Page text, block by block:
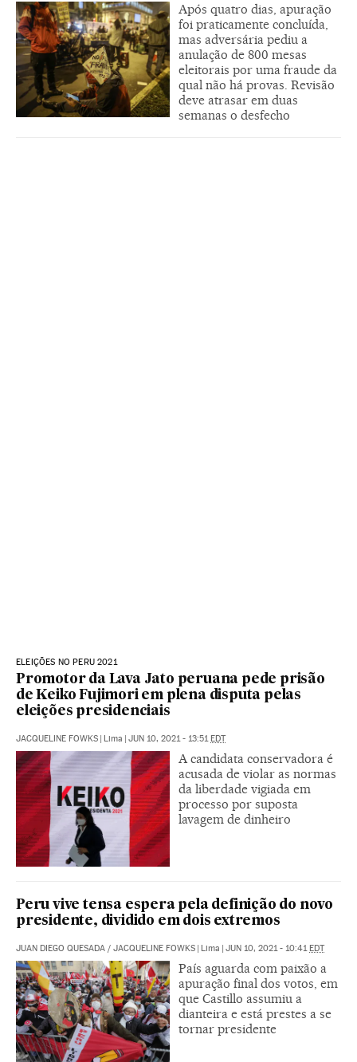
Após quatro dias, apuração
foi praticamente concluída,
mas adversária pediu a
anulação de 800 mesas
eleitorais por uma fraude da
qual não há provas. Revisão
deve atrasar em duas
semanas o desfecho
ELEIÇÕES NO PERU 2021
Promotor da Lava Jato peruana pede prisão
de Keiko Fujimori em plena disputa pelas
eleições presidenciais
JACQUELINE FOWKS | Lima | JUN 10, 2021 - 13:51EDT
A candidata conservadora é
acusada de violar as normas
da liberdade vigiada em
processo por suposta
lavagem de dinheiro
Peru vive tensa espera pela definição do novo
presidente, dividido em dois extremos
JUAN DIEGO QUESADA / JACQUELINE FOWKS | Lima | JUN 10, 2021 - 10:41EDT
País aguarda com paixão a
apuração final dos votos, em
que Castillo assumiu a
dianteira e está prestes a se
tornar presidente